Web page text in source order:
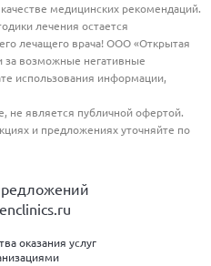
медицинских рекомендаций.
лечения остается
лечащего врача! ООО «Открытая
за возможные негативные
использования информации,
не является публичной офертой.
и предложениях уточняйте по
оказания услуг